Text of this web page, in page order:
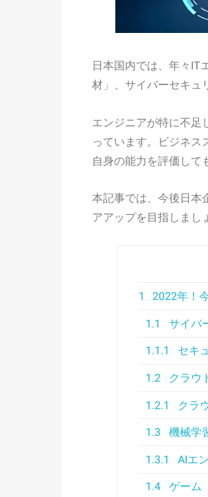
日本国内では、年々IT
材」、サイバーセキュ
エンジニアが特に不足
っています。ビジネス
自身の能力を評価して
本記事では、 今後日本
アアップを目指しまし
1 2022年！
1.1 サイバ
1.1.1 セキ
1.2 クラウ
1.2.1 クラ
1.3 機械学
1.3.1 AIエ
1.4 ゲーム